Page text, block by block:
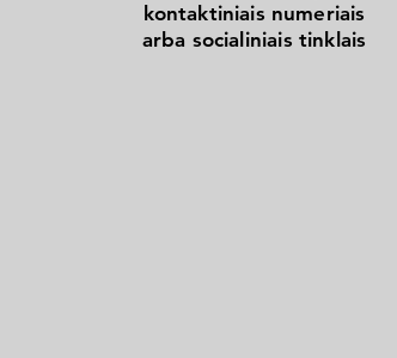
kontaktiniais numeriais
arba socialiniais tinklais